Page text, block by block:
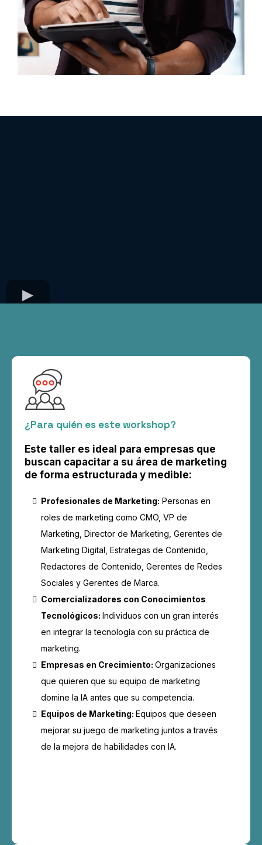
¿Para quién es este workshop?
Este taller es ideal para empresas que
buscan capacitar a su área de marketing
de forma estructurada y medible:
Profesionales de Marketing: Personas en
roles de marketing como CMO, VP de
Marketing, Director de Marketing, Gerentes de
Marketing Digital, Estrategas de Contenido,
Redactores de Contenido, Gerentes de Redes
Sociales y Gerentes de Marca.
Comercializadores con Conocimientos
Tecnológicos: Individuos con un gran interés
en integrar la tecnología con su práctica de
marketing.
Empresas en Crecimiento: Organizaciones
que quieren que su equipo de marketing
domine la IA antes que su competencia.
Equipos de Marketing: Equipos que deseen
mejorar su juego de marketing juntos a través
de la mejora de habilidades con IA.